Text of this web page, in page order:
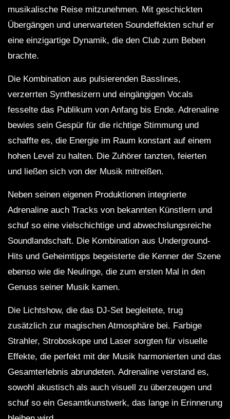
musikalische Reise mitzunehmen. Mit geschickten
Übergängen und unerwarteten Soundeffekten schuf er
eine einzigartige Dynamik, die den Club zum Beben
brachte.
Die Kombination aus pulsierenden Basslines,
verzerrten Synthesizern und eingängigen Vocals
fesselte das Publikum von Anfang bis Ende. Adrenaline
bewies sein Gespür für die richtige Stimmung und
schaffte es, die Energie im Raum konstant auf einem
hohen Level zu halten. Die Zuhörer tanzten, feierten
und ließen sich von der Musik mitreißen.
Neben seinen eigenen Produktionen integrierte
Adrenaline auch Tracks von bekannten Künstlern und
schuf so eine vielschichtige und abwechslungsreiche
Soundlandschaft. Die Kombination aus Underground-
Hits und Geheimtipps begeisterte die Kenner der Szene
ebenso wie die Neulinge, die zum ersten Mal in den
Genuss seiner Musik kamen.
Die Lichtshow, die das DJ-Set begleitete, trug
zusätzlich zur magischen Atmosphäre bei. Farbige
Strahler, Stroboskope und Laser sorgten für visuelle
Effekte, die perfekt mit der Musik harmonierten und das
Gesamterlebnis abrundeten. Adrenaline verstand es,
sowohl akustisch als auch visuell zu überzeugen und
schuf so ein Gesamtkunstwerk, das lange in Erinnerung